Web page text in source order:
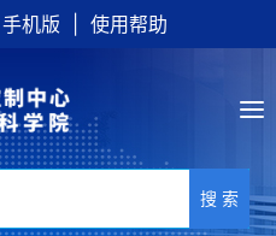
手机版 使用帮助
搜 索